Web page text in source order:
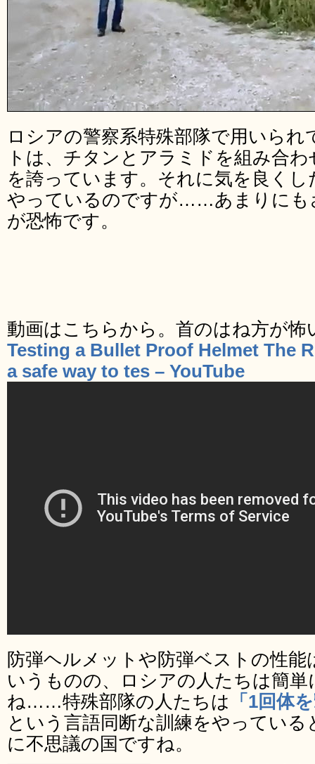
ロシアの警察系特殊部隊で用いら
トは、チタンとアラミドを組み合
を誇っています。それに気を良く
やっているのですが……あまりにも
が恐怖です。
動画はこちらから。首のはね方が怖
Testing a Bullet Proof Helmet The
a safe way to tes – YouTube
防弾ヘルメットや防弾ベストの性
いうものの、ロシアの人たちは簡
ね……特殊部隊の人たちは
「1回体
という言語同断な訓練をやってい
に不思議の国ですね。